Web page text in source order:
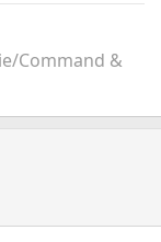
Command &